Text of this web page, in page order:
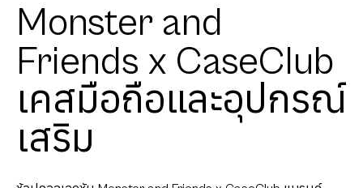
Monster and
Friends x CaseClub
เคสมือถือและอุปกรณ์
เสริม